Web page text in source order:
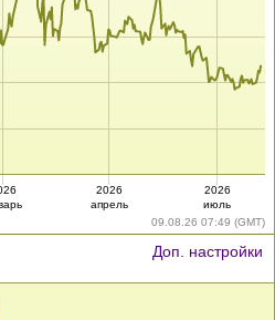
09.08.26 07:49 (GMT)
2026
апрель
2026
июль
Доп. настройки